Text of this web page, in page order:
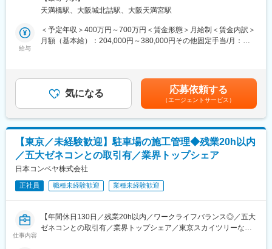
お休みです。（土曜日出勤の分は振替休日を取得いただきます。
繰り越しも可能なため長期休暇にする方もいます。）
・案件によっては2～6か月の宿泊を伴う長期出張が発生します。
※2か月に一度会社負担で一時帰宅が可能です。
竹中工務店、三菱商事・三井物産・伊藤忠商事・丸紅・住友商事
など
製鉄所：新日本製鉄・住友金属工業・JFEスチールなど
■当社について
・当社の製鉄プラント・火力発電所で使用されるベルトコンベヤ
は国内シェアトップクラスを誇っています。国家プロジェクトに
も多く参入しており、復興事業などにも納入済みです。
・大手ゼネコンや大手商社との取引および施工実績が多数ござい
ます。
・当社の立体駐車場は日本全国のランドマーク施設に導入されて
います。東京スカイツリーや六本木ヒルズなどに多数の有名施設
に導入され、生活を足元から支えている事業です。
入社後まずは現場で流れを学んでいただきます。基本的に現場は
並行せず、1現場のみです。将来的に内勤業務もお任せします。
＜詳細＞
・機械式駐車装置の現地組立・試運転・現地工事の工程管理と進
・鉄骨建方・仮設・機器据付工事の注文仕様書の作成、発注・検
・現地直送品明細リスト、発送計画書の作成、顧客支給品の受
■組織構成
・人員構成：16名
・平均年齢48歳です。20代から50代、嘱託再雇用の方まで幅広く
在籍しています。
■就業環境
・長期的な工期が前もって決まっており、急な呼び出しや夜間対
応は発生しないため、ワークライフバランスを保ちながら就業が
可能です。
天満橋駅、大阪城北詰駅、大阪天満宮駅
給与
＜予定年収＞400万円～700万円＜賃金形態＞月給制＜賃金内訳＞
月額（基本給）：204,000円～380,000円その他固定手当/月：
給食手当（食事補助手当として1日400円、勤務日数に応じて支
給）・残業手当（1分単位で支給）■昇給：年1回■賞与：年2回
（前期実績4.0ヵ月）賃金はあくまでも目安の金額であり、選考を
通じて上下する可能性があります。月給(月額)は固定手当を含めた
表記です。
気になる 応募依頼する
（エージェントサービス）
【東京／未経験歓迎】駐車場の施工管理◆残業20h以内
／五大ゼネコンとの取引有／業界トップシェア
日本コンベヤ株式会社
正社員 職種未経験歓迎 業種未経験歓迎
仕事内容
【年間休日130日／残業20h以内／ワークライフバランス◎／五大
ゼネコンとの取引有／業界トップシェア／東京スカイツリーなど